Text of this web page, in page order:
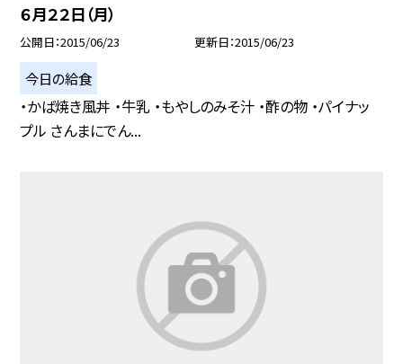
６月２２日（月）
公開日 2015/06/23 更新日 2015/06/23
今日の給食
・かば焼き風丼 ・牛乳 ・もやしのみそ汁 ・酢の物 ・パイナッ
プル さんまにでん...